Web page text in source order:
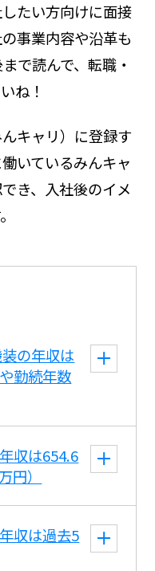
たい方向けに面接
事業内容や沿革も
で読んで、転職・
ね！
キャリ）に登録す
いているみんキャ
き、入社後のイメ
の年収は
勤続年数
収は654.6
円）
収は過去5